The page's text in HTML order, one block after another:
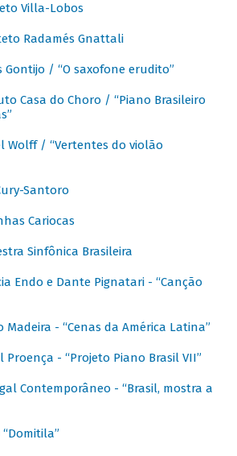
Villa-Lobos
Radamés Gnattali
Gontijo / “O saxofone erudito”
Casa do Choro / “Piano Brasileiro
Wolff / “Vertentes do violão
Santoro
Cariocas
Sinfônica Brasileira
Endo e Dante Pignatari - “Canção
Madeira - “Cenas da América Latina”
Proença - “Projeto Piano Brasil VII”
Contemporâneo - “Brasil, mostra a
“Domitila”